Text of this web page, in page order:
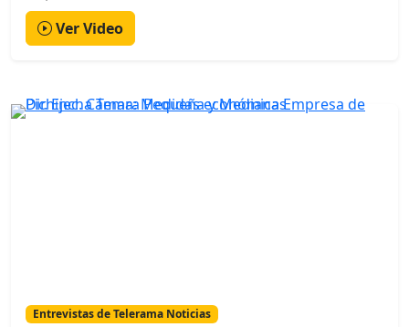
Ver Video
Entrevistas de Telerama Noticias